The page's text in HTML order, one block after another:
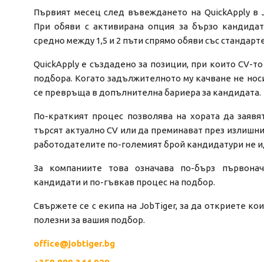
Първият месец след въвеждането на QuickApply в
При обяви с активирана опция за бързо
средно между 1,5 и 2 пъти спрямо обяви със
QuickApply е създадено за позиции, при които
подбора. Когато задължителното му качване не
се превръща в допълнителна бариера за кандидата.
По-краткият процес позволява на хората да
търсят актуално CV или да преминават през
работодателите по-големият брой кандидатури не
За компаниите това означава по-бърз
кандидати и по-гъвкав процес на подбор.
Свържете се с екипа на JobTiger, за да откриете
полезни за вашия подбор.
office@jobtiger.bg